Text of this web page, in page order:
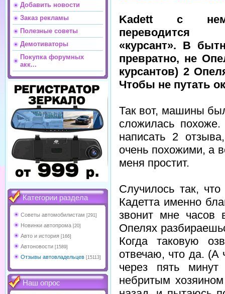
Добавить новости
Заказ рекламы
Полезные советы
Демотиваторы
Покупка форумных
акк...
Категории раздела
Советы автомобилистам [291]
Новинки автопрома [20]
Авто и история [166]
Автоновости [1589]
Отзывы автовладельцев [15113]
Наш опрос
Kadett с
«курсант». В
превратно, не
курсантов) 2
Чтобы не путать
Так вот, машины
сложилась
написать 2
очень похожими, а
меня простит.
Случилось так,
Кадетта именно
звонит мне
Опелях
Когда таковую
отвечаю, что да. (А
через пять
небритым